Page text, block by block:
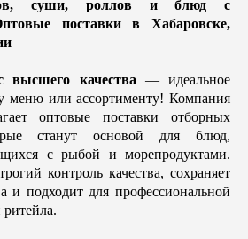
суши, роллов и блюд с
поставки в Хабаровске,
высшего качества — идеальное
меню или ассортименту! Компания
оптовые поставки отборных
станут основой для блюд,
с рыбой и морепродуктами.
контроль качества, сохраняет
и подходит для профессиональной